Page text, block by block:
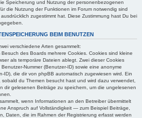
Speicherung und Nutzung der personenbezogenen
die Nutzung der Funktionen im Forum notwendig sind
zugestimmt hat. Diese Zustimmung hast Du bei
BEIM BENUTZEN
verschiedene Arten gesammelt:
des Boards mehrere Cookies. Cookies sind kleine
als temporäre Dateien ablegt. Zwei dieser Cookies
Nummer (Benutzer-ID) sowie eine anonyme
ID), die dir von phpBB automatisch zugewiesen wird. Ein
sobald du Themen besucht hast und wird dazu verwendet,
dir gelesenen Beiträge zu speichern, um die ungelesenen
wenn Informationen an den Betreiber übermittelt
Anspruch auf Vollständigkeit — zum Beispiel Beiträge,
Daten, die im Rahmen der Registrierung erfasst werden